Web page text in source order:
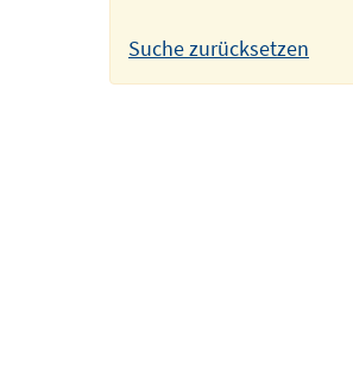
Suche zurücksetzen